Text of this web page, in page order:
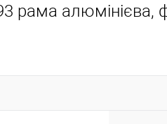
рама алюмінієва,